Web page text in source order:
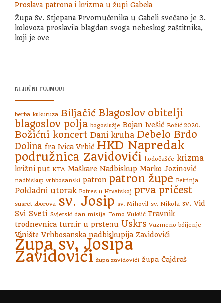
Proslava patrona i krizma u župi Gabela
Župa Sv. Stjepana Prvomučenika u Gabeli svečano je 3.
kolovoza proslavila blagdan svoga nebeskog zaštitnika,
koji je ove
KLJUČNI POJMOVI
berba kukuruza Biljačić Blagoslov obitelji
blagoslov polja bogoslužje Bojan Ivešić Božić 2020.
Božićni koncert Dani kruha Debelo Brdo
Dolina fra Ivica Vrbić HKD Napredak
podružnica Zavidovići hodočašće krizma
križni put KTA Maškare Nadbiskup Marko Jozinović
nadbiskup vrhbosanski patron patron župe Petrinja
Pokladni utorak Potres u Hrvatskoj prva pričest
susret zborova sv. Josip sv. Mihovil sv. Nikola sv. Vid
Svi Sveti Svjetski dan misija Tomo Vukšić Travnik
trodnevnica turnir u prstenu Uskrs Vazmeno bdijenje
Vinište Vrhbosanska nadbiskupija Zavidovići
Župa sv. Josipa
Zavidovići župa zavidovići župa Čajdraš